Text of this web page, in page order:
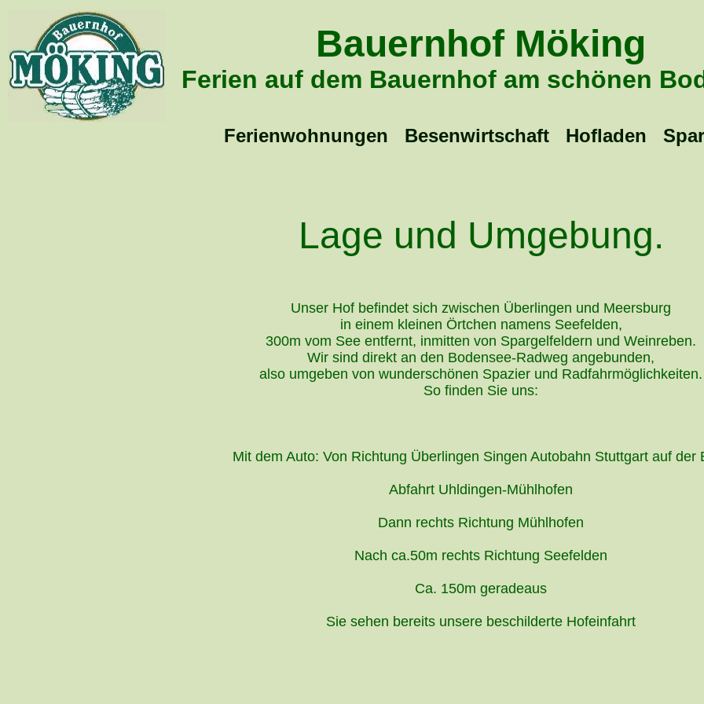
Bauernhof Möking
Ferien auf dem Bauernhof am schönen
Ferienwohnungen Besenwirtschaft Hofladen
Lage und Umgebung.
Unser Hof befindet sich zwischen Überlingen und Meersburg
in einem kleinen Örtchen namens Seefelden,
300m vom See entfernt, inmitten von Spargelfeldern und Weinreben.
Wir sind direkt an den Bodensee-Radweg angebunden,
also umgeben von wunderschönen Spazier und Radfahrmöglichkeiten.
So finden Sie uns:
Mit dem Auto: Von Richtung Überlingen Singen Autobahn Stuttgart auf der
Abfahrt Uhldingen-Mühlhofen
Dann rechts Richtung Mühlhofen
Nach ca.50m rechts Richtung Seefelden
Ca. 150m geradeaus
Sie sehen bereits unsere beschilderte Hofeinfahrt